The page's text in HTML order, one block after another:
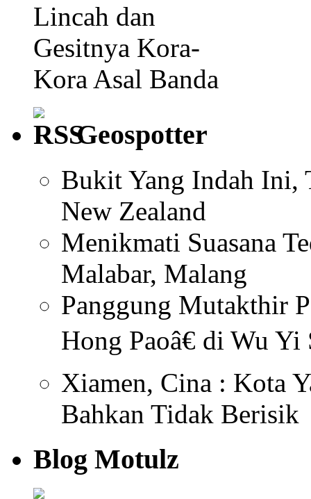
Lincah dan
Gesitnya Kora-
Kora Asal Banda
Geospotter
Bukit Yang Indah Ini,
New Zealand
Menikmati Suasana
Malabar, Malang
Panggung Mutakthir
Hong Paoâ€ di Wu
Xiamen, Cina : Kota
Bahkan Tidak Berisik
Blog Motulz